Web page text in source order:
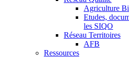
Agriculture
Etudes,
les SIQO
Réseau Territoires
AFB
Ressources